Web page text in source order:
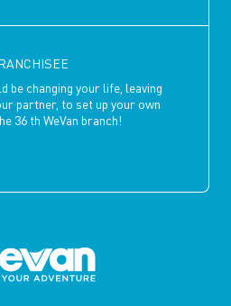
be changing your life, leaving
partner, to set up your own
36 th WeVan branch!